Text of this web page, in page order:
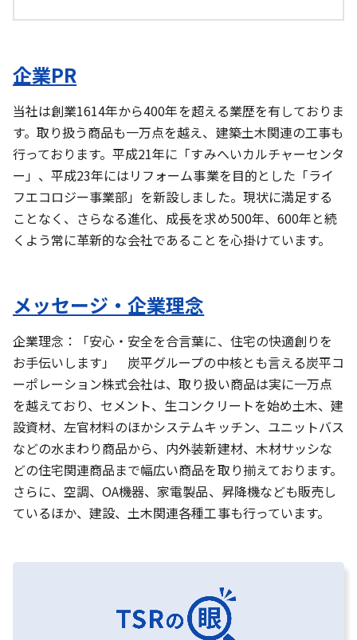
企業PR
当社は創業1614年から400年を超える業歴を有しておりま
す。取り扱う商品も一万点を越え、建築土木関連の工事も
行っております。平成21年に「すみへいカルチャーセンタ
ー」、平成23年にはリフォーム事業を目的とした「ライ
フエコロジー事業部」を新設しました。現状に満足する
ことなく、さらなる進化、成長を求め500年、600年と続
くよう常に革新的な会社であることを心掛けています。
メッセージ・企業理念
企業理念：「安心・安全を合言葉に、住宅の快適創りを
お手伝いします」 炭平グループの中核とも言える炭平コ
ーポレーション株式会社は、取り扱い商品は実に一万点
を越えており、セメント、生コンクリートを始め土木、建
設資材、左官材料のほかシステムキッチン、ユニットバス
などの水まわり商品から、内外装新建材、木材サッシな
どの住宅関連商品まで幅広い商品を取り揃えております。
さらに、空調、OA機器、家電製品、昇降機なども販売し
ているほか、建設、土木関連各種工事も行っています。